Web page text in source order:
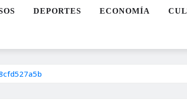
DEPORTES ECONOMÍA